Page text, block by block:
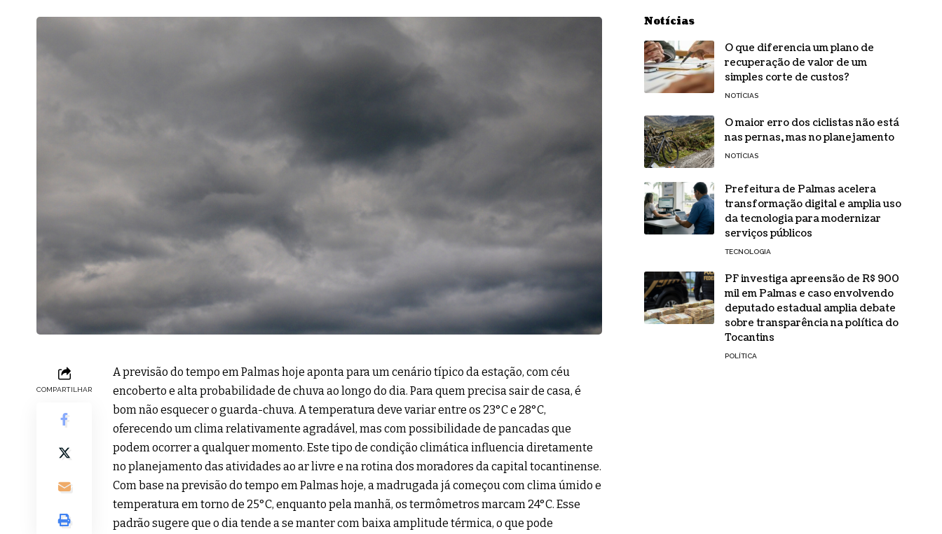
COMPARTILHAR
A previsão do tempo em Palmas hoje aponta para um cenário típico da estação, com céu
encoberto e alta probabilidade de chuva ao longo do dia. Para quem precisa sair de casa, é
bom não esquecer o guarda-chuva. A temperatura deve variar entre os 23°C e 28°C,
oferecendo um clima relativamente agradável, mas com possibilidade de pancadas que
podem ocorrer a qualquer momento. Este tipo de condição climática influencia diretamente
no planejamento das atividades ao ar livre e na rotina dos moradores da capital tocantinense.
Com base na previsão do tempo em Palmas hoje, a madrugada já começou com clima úmido e
temperatura em torno de 25°C, enquanto pela manhã, os termômetros marcam 24°C. Esse
padrão sugere que o dia tende a se manter com baixa amplitude térmica, o que pode
Notícias
O que diferencia um plano de
recuperação de valor de um
simples corte de custos?
NOTÍCIAS
O maior erro dos ciclistas não está
nas pernas, mas no planejamento
NOTÍCIAS
Prefeitura de Palmas acelera
transformação digital e amplia uso
da tecnologia para modernizar
serviços públicos
TECNOLOGIA
PF investiga apreensão de R$ 900
mil em Palmas e caso envolvendo
deputado estadual amplia debate
sobre transparência na política do
Tocantins
POLÍTICA